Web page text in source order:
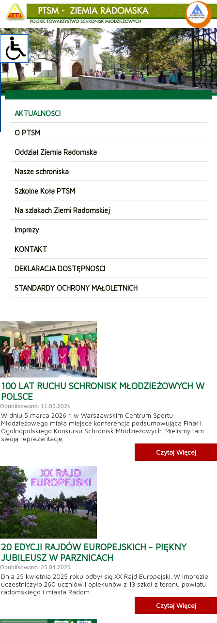
AKTUALNOŚCI
O PTSM
Oddział Ziemia Radomska
Nasze schroniska
Szkolne Koła PTSM
Na szlakach Ziemi Radomskiej
Imprezy
KONTAKT
DEKLARACJA DOSTĘPNOŚCI
STANDARDY OCHRONY MAŁOLETNICH
100 LAT RUCHU SCHRONISK MŁODZIEŻOWYCH W
POLSCE
Opublikowano: 11.03.2026
W dniu 5 marca 2026 r. w Warszawskim Centrum Sportu
Młodzieżowego miała miejsce konferencja podsumowująca Finał I
Ogólnopolskiego Konkursu Schronisk Młodzieżowych. Mieliśmy tam
swoją reprezentację.
Czytaj Więcej
20 EDYCJI RAJDÓW EUROPEJSKICH - PIĘKNY
JUBILEUSZ W PARZNICACH
Opublikowano: 25.04.2025
Dnia 25 kwietnia 2025 roku odbył się XX Rajd Europejski. W imprezie
uczestniczyło 260 uczniów i opiekunów z 13 szkół z terenu powiatu
radomskiego i miasta Radom.
Czytaj Więcej